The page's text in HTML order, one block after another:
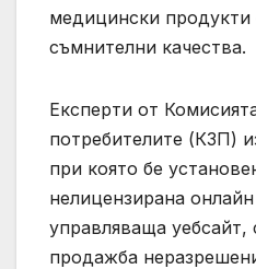
медицински продукти
съмнителни качества.
Експерти от
потребителите (КЗП)
при която бе
нелицензирана
управляваща уебсайт,
продажба